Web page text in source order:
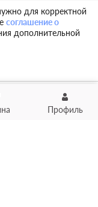
Профиль
для корректной
соглашение о
дополнительной